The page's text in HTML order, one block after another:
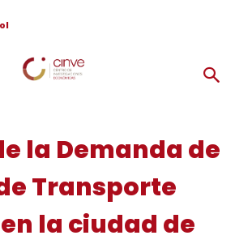
la Demanda de
Transporte
la ciudad de